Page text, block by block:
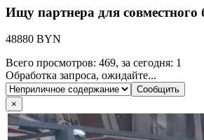
Ищу партнера для совместного
48880 BYN
Всего просмотров: 469, за сегодня: 1
Обработка запроса, ожидайте...
×